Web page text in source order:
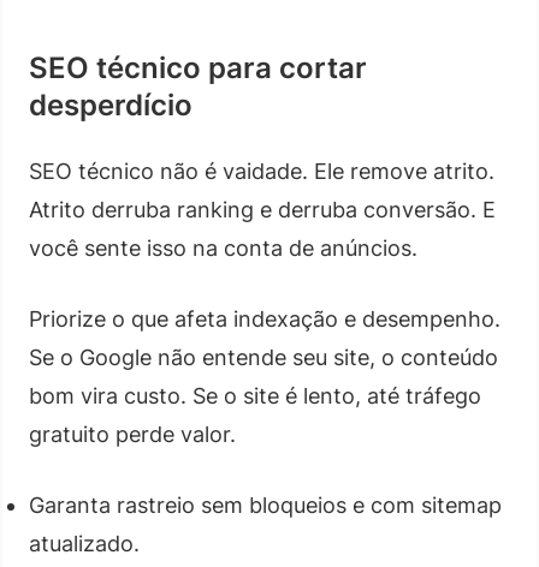
SEO técnico para cortar
desperdício
SEO técnico não é vaidade. Ele remove atrito.
Atrito derruba ranking e derruba conversão. E
você sente isso na conta de anúncios.
Priorize o que afeta indexação e desempenho.
Se o Google não entende seu site, o conteúdo
bom vira custo. Se o site é lento, até tráfego
gratuito perde valor.
Garanta rastreio sem bloqueios e com sitemap
atualizado.